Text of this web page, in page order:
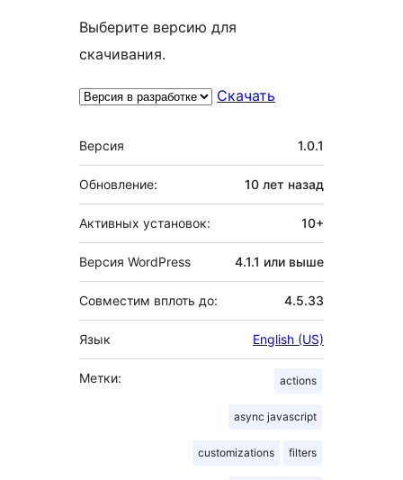
Выберите версию для
скачивания.
Скачать
Мета
Версия 1.0.1
Обновление: 10 лет назад
Активных установок: 10+
Версия WordPress 4.1.1 или выше
Совместим вплоть до: 4.5.33
Язык English (US)
Метки: actions
async javascript
customizations filters